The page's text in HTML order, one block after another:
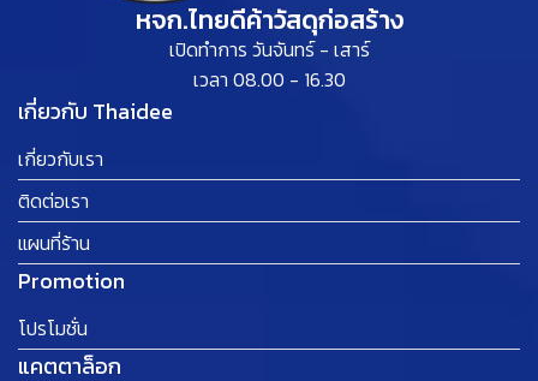
หจก.ไทยดีค้าวัสดุก่อสร้าง
เปิดทำการ วันจันทร์ - เสาร์
เวลา 08.00 - 16.30
เกี่ยวกับ Thaidee
เกี่ยวกับเรา
ติดต่อเรา
แผนที่ร้าน
Promotion
โปรโมชั่น
แคตตาล็อก